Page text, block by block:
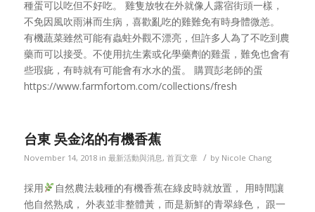
種蛋可以吃但不好吃。 雞隻放牧在外就像人露宿街頭一樣，
不免因風吹雨淋而生病，喜歡亂吃的雞難免有時身體微恙。
有機蔬菜雖然可能有蟲蛀外觀不漂亮，但許多人為了不吃到農
藥而可以接受。不使用抗生素或化學藥劑的雞蛋，難免也會有
些瑕疵，有時就有可能會有水水的蛋。 購買彭老師的蛋
https://www.farmfortom.com/collections/fresh
台東 吳金洺的有機香蕉
November 14, 2018 in 最新活動與消息, 首頁文章 / by Nicole Chang
採用
自然農法栽種的有機香蕉在綠皮時就放置， 用時間讓
他自然熟成， 外表並非整體黃，而是新鮮的青翠綠色， 跟一